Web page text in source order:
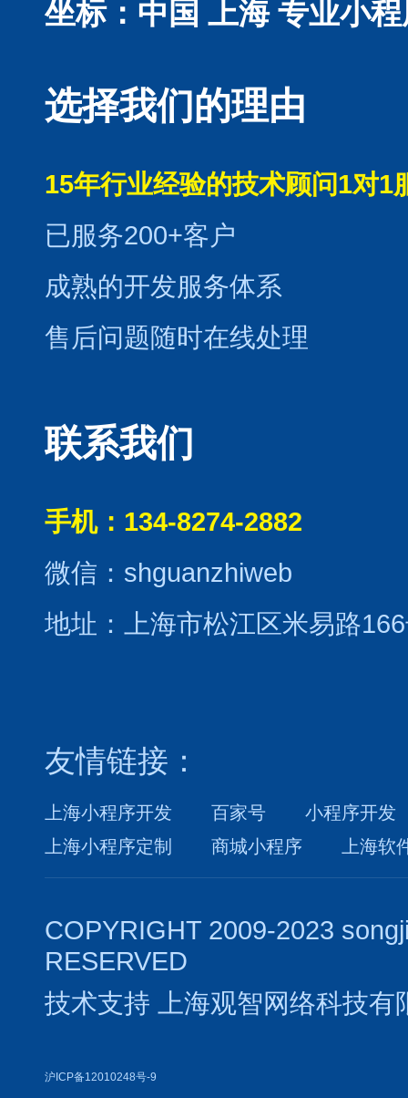
坐标：中国 上海 专业小
选择我们的理由
15年行业经验的技术顾问1对1
已服务200+客户
成熟的开发服务体系
售后问题随时在线处理
联系我们
手机：134-8274-2882
微信：shguanzhiweb
地址：上海市松江区米易路
友情链接：
上海小程序开发 百家号
小程序开发
上海小程序定制
商城小程序 上海软
COPYRIGHT 2009-2023
RESERVED
技术支持
上海观智网络科技有
沪ICP备12010248号-9